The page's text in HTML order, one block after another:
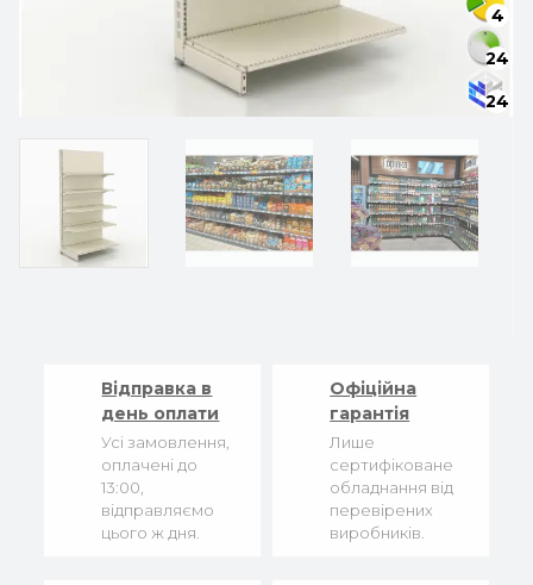
4
24
24
Відправка в
день оплати
Усі замовлення,
оплачені до
13:00,
відправляємо
цього ж дня.
Офіційна
гарантія
Лише
сертифіковане
обладнання від
перевірених
виробників.